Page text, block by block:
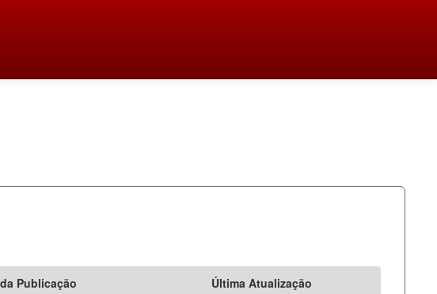
Publicação Última Atualização